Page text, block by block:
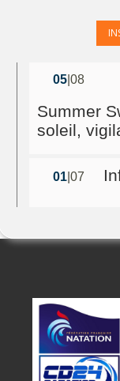
05 |08
Summer
soleil,
01 |07